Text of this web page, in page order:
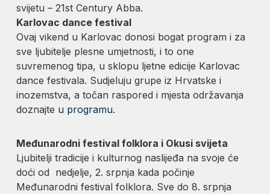
svijetu – 21st Century Abba.
Karlovac dance festival
Ovaj vikend u Karlovac donosi bogat program i za
sve ljubitelje plesne umjetnosti, i to one
suvremenog tipa, u sklopu ljetne edicije Karlovac
dance festivala. Sudjeluju grupe iz Hrvatske i
inozemstva, a točan raspored i mjesta održavanja
doznajte u programu.
Međunarodni festival folklora i Okusi svijeta
Ljubitelji tradicije i kulturnog naslijeđa na svoje će
doći od nedjelje, 2. srpnja kada počinje
Međunarodni festival folklora. Sve do 8. srpnja